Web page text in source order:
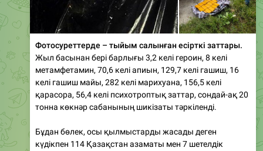
Фотосуреттерде – тыйым салынған есірткі заттары.
Жыл басынан бері барлығы 3,2 келі героин, 8 келі
метамфетамин, 70,6 келі апиын, 129,7 келі гашиш, 16
келі гашиш майы, 282 келі марихуана, 156,5 келі
қарасора, 56,4 келі психотроптық заттар, сондай-ақ 20
тонна көкнәр сабанының шикізаты тәркіленді.
Бұдан бөлек, осы қылмыстарды жасады деген
ұсталды.
993